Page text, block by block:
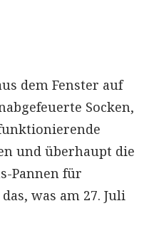
dem Fenster auf
Socken,
und überhaupt die
Pannen für
was am 27. Juli